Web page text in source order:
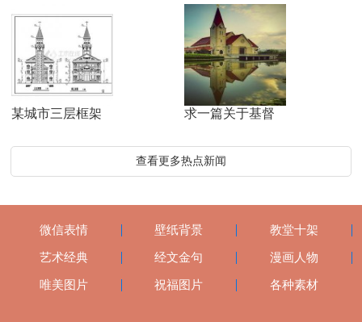
某城市三层框架 求一篇关于基督
查看更多热点新闻
微信表情 壁纸背景 教堂十架
艺术经典 经文金句 漫画人物
唯美图片 祝福图片 各种素材